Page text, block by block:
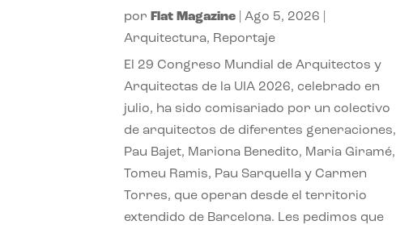
por Flat Magazine |Ago 5, 2026
Arquitectura, Reportaje
El 29 Congreso Mundial de Arquitectos y
Arquitectas de la UIA 2026, celebrado en
julio, ha sido comisariado por un colectivo
de arquitectos de diferentes generaciones,
Pau Bajet, Mariona Benedito, Maria Giramé,
Tomeu Ramis, Pau Sarquella y Carmen
Torres, que operan desde el territorio
extendido de Barcelona. Les pedimos que